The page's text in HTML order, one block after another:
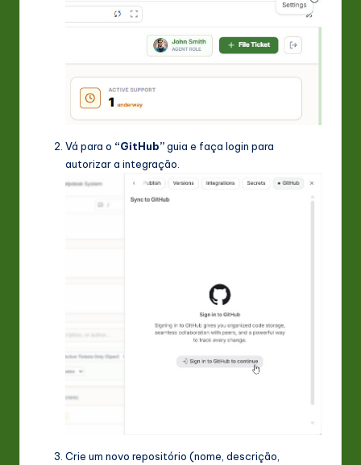
Vá para o “GitHub”guia e faça login para
autorizar a integração.
Crie um novo repositório (nome, descrição,